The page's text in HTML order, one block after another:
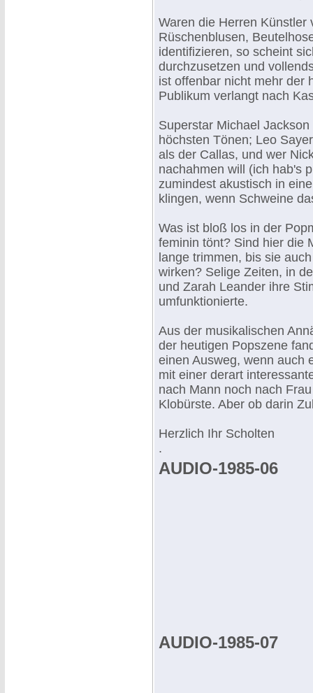
Waren die Herren Künstler
Rüschenblusen,
identifizieren, so scheint
durchzusetzen und
ist offenbar nicht mehr der
Publikum verlangt nach
Superstar Michael
höchsten Tönen; Leo
als der Callas, und wer
nachahmen will (ich hab's
zumindest akustisch in
klingen, wenn Schweine
Was ist bloß los in der
feminin tönt? Sind hier die
lange trimmen, bis sie
wirken? Selige Zeiten, in
und Zarah Leander ihre
umfunktionierte.
Aus der musikalischen
der heutigen Popszene
einen Ausweg, wenn auch
mit einer derart
nach Mann noch nach
Klobürste. Aber ob darin
Herzlich Ihr Scholten
.
AUDIO-1985-06
AUDIO-1985-07